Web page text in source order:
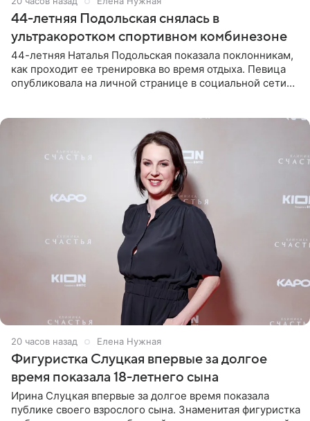
44-летняя Подольская снялась в
ультракоротком спортивном комбинезоне
44-летняя Наталья Подольская показала поклонникам,
как проходит ее тренировка во время отдыха. Певица
опубликовала на личной странице в социальной сети
20 часов назад Елена Нужная
Фигуристка Слуцкая впервые за долгое
время показала 18-летнего сына
Ирина Слуцкая впервые за долгое время показала
публике своего взрослого сына. Знаменитая фигуристка